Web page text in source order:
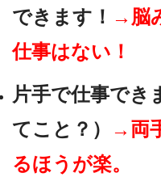
できます！ →脳
仕事はない！
片手で仕事でき
てこと？）
→両
るほうが楽。